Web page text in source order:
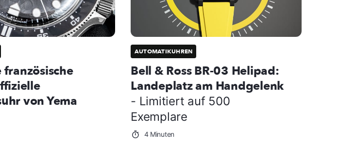
von Yema
AUTOMATIKUHREN
Bell & Ross BR-03 Helipad:
Landeplatz am Handgelenk
- Limitiert auf 500
Exemplare
4 Minuten